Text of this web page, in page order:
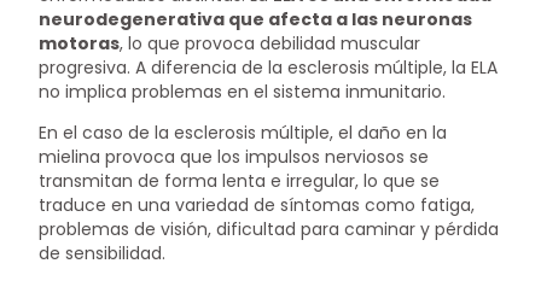
neurodegenerativa que afecta a las neuronas
motoras, lo que provoca debilidad muscular
progresiva. A diferencia de la esclerosis múltiple, la ELA
no implica problemas en el sistema inmunitario.
En el caso de la esclerosis múltiple, el daño en la
mielina provoca que los impulsos nerviosos se
transmitan de forma lenta e irregular, lo que se
traduce en una variedad de síntomas como fatiga,
problemas de visión, dificultad para caminar y pérdida
de sensibilidad.